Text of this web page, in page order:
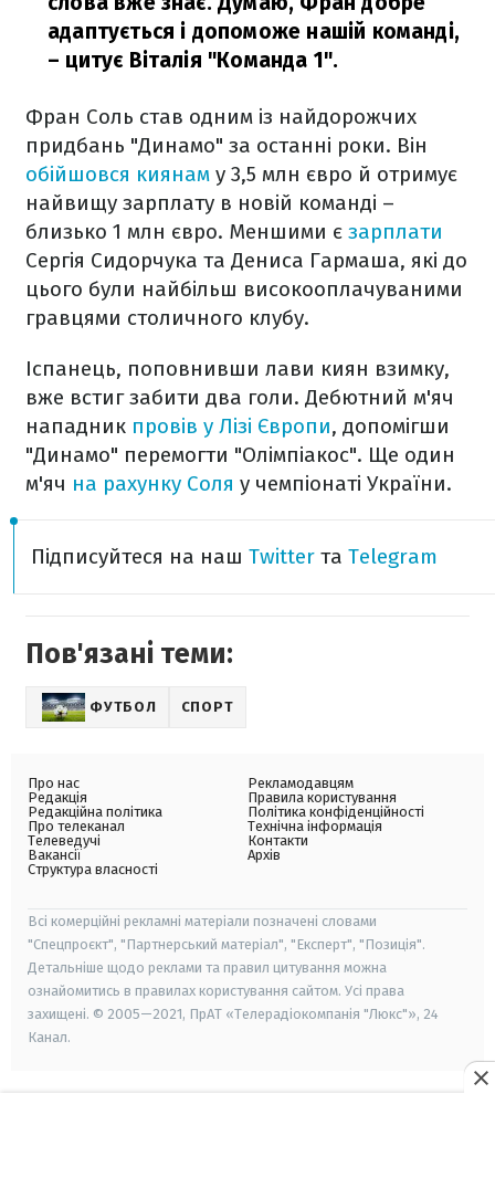
адаптується і допоможе нашій команді,
– цитує Віталія "Команда 1".
Фран Соль став одним із найдорожчих
придбань "Динамо" за останні роки. Він
обійшовся киянам у 3,5 млн євро й отримує
найвищу зарплату в новій команді –
близько 1 млн євро. Меншими є зарплати
Сергія Сидорчука та Дениса Гармаша, які до
цього були найбільш високооплачуваними
гравцями столичного клубу.
Іспанець, поповнивши лави киян взимку,
вже встиг забити два голи. Дебютний м'яч
нападник провів у Лізі Європи, допомігши
"Динамо" перемогти "Олімпіакос". Ще один
м'яч на рахунку Соля у чемпіонаті України.
Підписуйтеся на наш Twitter та Telegram
Пов'язані теми:
ФУТБОЛ СПОРТ
Про нас
Редакція
Редакційна політика
Про телеканал
Телеведучі
Вакансії
Структура власності
Рекламодавцям
Правила користування
Політика конфіденційності
Технічна інформація
Контакти
Архів
Всі комерційні рекламні матеріали позначені словами
"Спецпроєкт", "Партнерський матеріал", "Експерт", "Позиція".
Детальніше щодо реклами та правил цитування можна
ознайомитись в правилах користування сайтом. Усі права
захищені. © 2005—2021, ПрАТ «Телерадіокомпанія "Люкс"», 24
Канал.